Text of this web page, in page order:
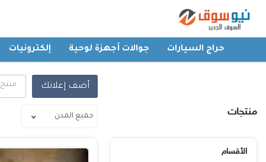
حراج السيارات جوالات أجهزة لوحية إلكترونيات
جوالات أجهزة لوحية
أضف إعلانك منتج
منتجات
الأقسام